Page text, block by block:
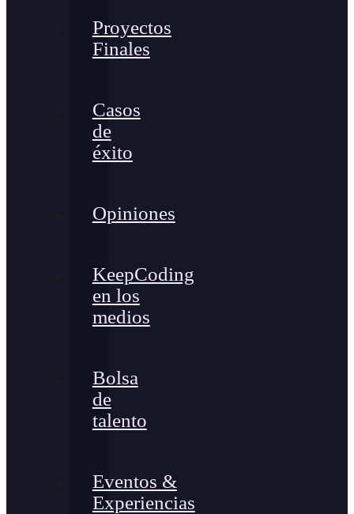
Proyectos
Finales
Casos
de
éxito
Opiniones
KeepCoding
en los
medios
Bolsa
de
talento
Eventos &
Experiencias